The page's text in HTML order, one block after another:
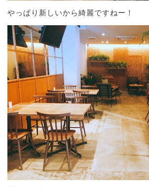
やっぱり新しいから綺麗ですねー！